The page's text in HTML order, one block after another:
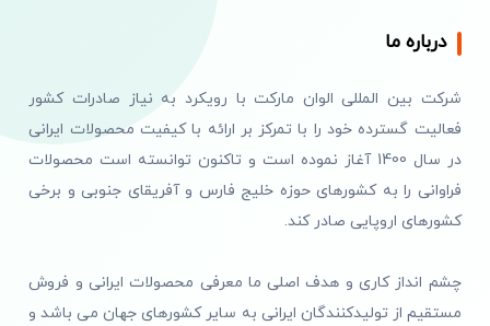
درباره ما
شرکت بین المللی الوان مارکت با رویکرد به نیاز صادرات کشور
فعالیت گسترده خود را با تمرکز بر ارائه با کیفیت محصولات ایرانی
در سال 1400 آغاز نموده است و تاکنون توانسته است محصولات
فراوانی را به کشورهای حوزه خلیج فارس و آفریقای جنوبی و برخی
کشورهای اروپایی صادر کند.
چشم انداز کاری و هدف اصلی ما معرفی محصولات ایرانی و فروش
مستقیم از تولیدکنندگان ایرانی به سایر کشورهای جهان می باشد و